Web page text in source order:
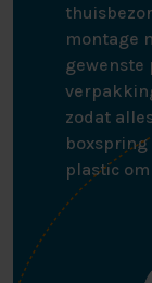
montage
gewenste
zodat
plastic